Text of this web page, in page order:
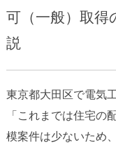
可（一般）取得
説
東京都大田区で電気
「これまでは住宅の
模案件は少ないため